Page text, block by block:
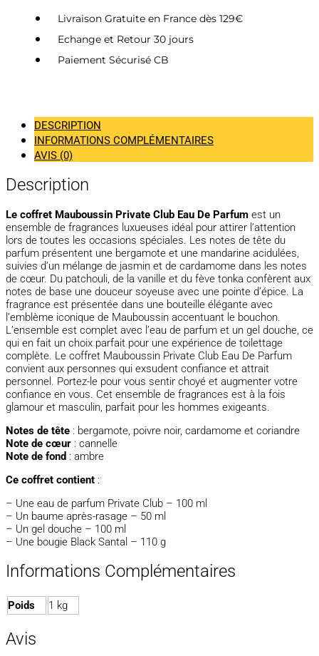
Livraison Gratuite en France dès 129€
Echange et Retour 30 jours
Paiement Sécurisé CB
DESCRIPTION
INFORMATIONS COMPLÉMENTAIRES
AVIS (0)
Description
Le coffret Mauboussin Private Club Eau De Parfum est un
ensemble de fragrances luxueuses idéal pour attirer l’attention
lors de toutes les occasions spéciales. Les notes de tête du
parfum présentent une bergamote et une mandarine acidulées,
suivies d’un mélange de jasmin et de cardamome dans les notes
de cœur. Du patchouli, de la vanille et du fève tonka confèrent aux
notes de base une douceur soyeuse avec une pointe d’épice. La
fragrance est présentée dans une bouteille élégante avec
l’emblème iconique de Mauboussin accentuant le bouchon.
L’ensemble est complet avec l’eau de parfum et un gel douche, ce
qui en fait un choix parfait pour une expérience de toilettage
complète. Le coffret Mauboussin Private Club Eau De Parfum
convient aux personnes qui exsudent confiance et attrait
personnel. Portez-le pour vous sentir choyé et augmenter votre
confiance en vous. Cet ensemble de fragrances est à la fois
glamour et masculin, parfait pour les hommes exigeants.
Notes de tête : bergamote, poivre noir, cardamome et coriandre
Note de cœur : cannelle
Note de fond : ambre
Ce coffret contient :
– Une eau de parfum Private Club – 100 ml
– Un baume après-rasage – 50 ml
– Un gel douche – 100 ml
– Une bougie Black Santal – 110 g
Informations Complémentaires
Poids 1 kg
Avis